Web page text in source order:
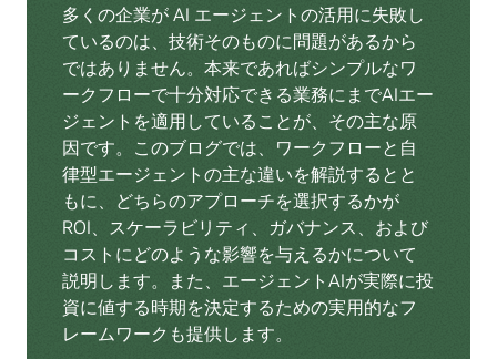
多くの企業が AI エージェントの活用に失敗し
ているのは、技術そのものに問題があるから
ではありません。本来であればシンプルなワ
ークフローで十分対応できる業務にまでAIエー
ジェントを適用していることが、その主な原
因です。このブログでは、ワークフローと自
律型エージェントの主な違いを解説するとと
もに、どちらのアプローチを選択するかが
ROI、スケーラビリティ、ガバナンス、および
コストにどのような影響を与えるかについて
説明します。また、エージェントAIが実際に投
資に値する時期を決定するための実用的なフ
レームワークも提供します。